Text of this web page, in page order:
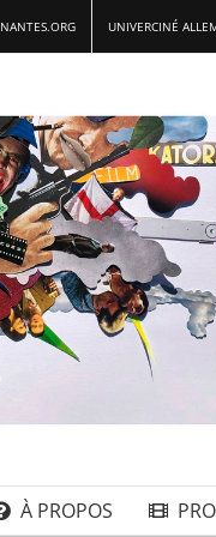
UNIVERCINÉ
À PROPOS